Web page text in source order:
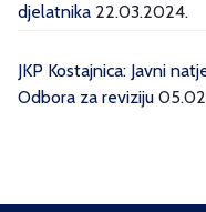
djelatnika 22.03.2024.
JKP Kostajnica: Javni
Odbora za reviziju